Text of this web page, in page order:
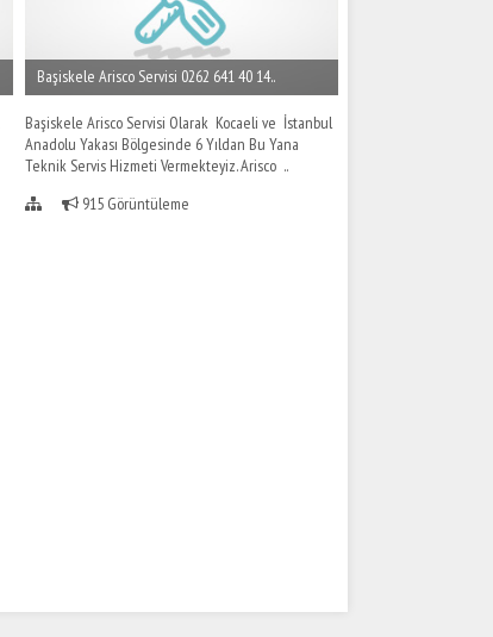
Başiskele Arisco Servisi 0262 641 40 14..
Başiskele Arisco Servisi Olarak Kocaeli ve İstanbul
Anadolu Yakası Bölgesinde 6 Yıldan Bu Yana
Teknik Servis Hizmeti Vermekteyiz. Arisco ..
915 Görüntüleme